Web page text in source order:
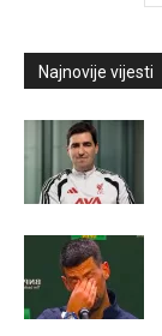
Najnovije vijesti